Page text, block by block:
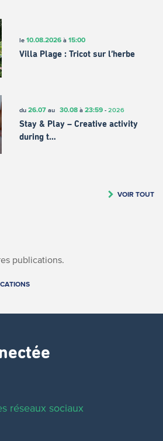
le 10.08.2026à 15:00
Villa Plage : Tricot sur l’herbe
du 26.07au 30.08à 23:59- 2026
Stay & Play – Creative activity
during t…
VOIR TOUT
publications.
réseaux sociaux